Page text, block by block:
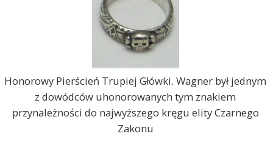
Honorowy Pierścień Trupiej Główki. Wagner był jednym
z dowódców uhonorowanych tym znakiem
przynależności do najwyższego kręgu elity Czarnego
Zakonu